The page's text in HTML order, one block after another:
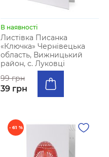
В наявності
Листівка Писанка
«Ключка» Чернівецька
область, Вижницький
район, с. Луковці
99 грн
39 грн
- 61 %